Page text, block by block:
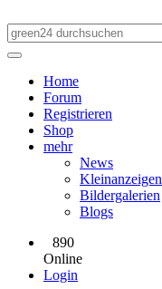
Home
Forum
Registrieren
Shop
mehr
News
Kleinanzeigen
Bildergalerien
Blogs
890
Online
Login